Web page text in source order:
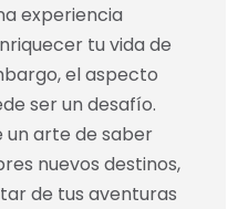
experiencia
tu vida de
el aspecto
ser un desafío.
un arte de saber
nuevos destinos,
de tus aventuras